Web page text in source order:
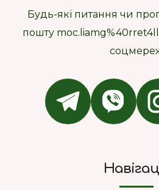
Будь-які питання чи
пошту